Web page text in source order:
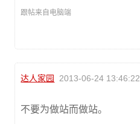
跟帖来自电脑端
达人家园 2013-06-24 13:46:22
不要为做站而做站。